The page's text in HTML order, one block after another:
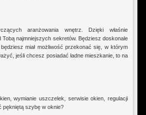
aranżowania wnętrz. Dzięki właśnie
najmniejszych sekretów. Będziesz doskonale
miał możliwość przekonać się, w którym
jeśli chcesz posiadać ładne mieszkanie, to na
wymianie uszczelek, serwisie okien, regulacji
pękniętą szybę w oknie?